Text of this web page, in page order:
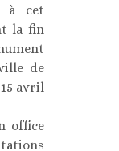
à cet
la fin
de
avril
office